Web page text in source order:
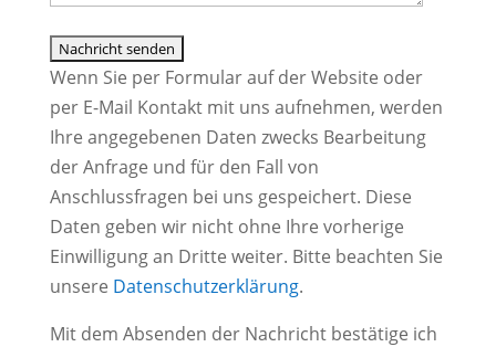
Wenn Sie per Formular auf der Website oder
per E-Mail Kontakt mit uns aufnehmen, werden
Ihre angegebenen Daten zwecks Bearbeitung
der Anfrage und für den Fall von
Anschlussfragen bei uns gespeichert. Diese
Daten geben wir nicht ohne Ihre vorherige
Einwilligung an Dritte weiter. Bitte beachten Sie
unsere Datenschutzerklärung.
Mit dem Absenden der Nachricht bestätige ich